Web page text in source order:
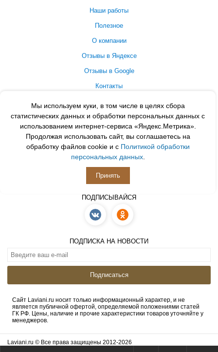
Мы используем куки, в том числе в целях сбора
статистических данных и обработки персональных данных с
использованием интернет-сервиса «Яндекс.Метрика».
Продолжая использовать сайт, вы соглашаетесь на
обработку файлов cookie и с Политикой обработки
персональных данных.
Принять
Наши работы
Полезное
О компании
Отзывы в Яндексе
Отзывы в Google
Контакты
Принимаем к оплате
ПОДПИСЫВАЙСЯ
ПОДПИСКА НА НОВОСТИ
Подписаться
Сайт Laviani.ru носит только информационный характер, и не
является публичной офертой, определяемой положениями статей
ГК РФ. Цены, наличие и прочие характеристики товаров уточняйте у
менеджеров.
Laviani.ru © Все права защищены 2012-2026